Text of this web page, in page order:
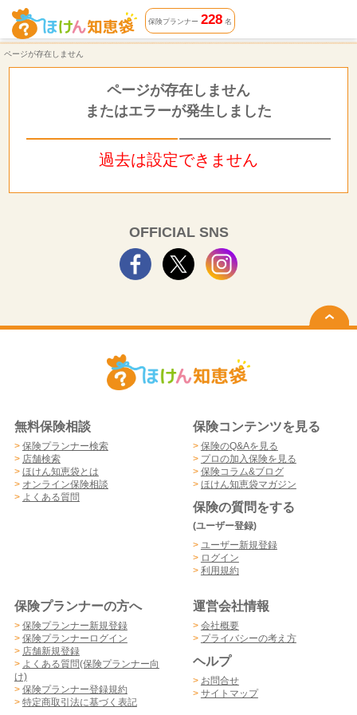
ページが存在しません | ほけん知恵袋
保険プランナー 228名
ページが存在しません
ページが存在しません
またはエラーが発生しました
過去は設定できません
OFFICIAL SNS
無料保険相談
> 保険プランナー検索
> 店舗検索
> ほけん知恵袋とは
> オンライン保険相談
> よくある質問
保険コンテンツを見る
> 保険のQ&Aを見る
> プロの加入保険を見る
> 保険コラム&ブログ
> ほけん知恵袋マガジン
保険の質問をする
(ユーザー登録)
> ユーザー新規登録
> ログイン
> 利用規約
保険プランナーの方へ
> 保険プランナー新規登録
> 保険プランナーログイン
> 店舗新規登録
> よくある質問(保険プランナー向
け)
> 保険プランナー登録規約
> 特定商取引法に基づく表記
運営会社情報
> 会社概要
> プライバシーの考え方
ヘルプ
> お問合せ
> サイトマップ